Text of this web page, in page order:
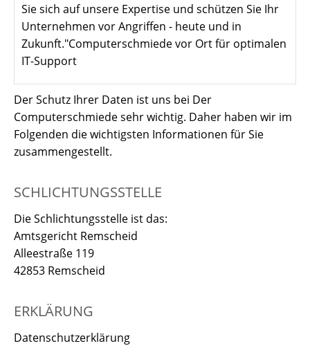
Sie sich auf unsere Expertise und schützen Sie Ihr
Unternehmen vor Angriffen - heute und in
Zukunft."Computerschmiede vor Ort für optimalen
IT-Support
Der Schutz Ihrer Daten ist uns bei Der
Computerschmiede sehr wichtig. Daher haben wir im
Folgenden die wichtigsten Informationen für Sie
zusammengestellt.
SCHLICHTUNGSSTELLE
Die Schlichtungsstelle ist das:
Amtsgericht Remscheid
Alleestraße 119
42853 Remscheid
ERKLÄRUNG
Datenschutzerklärung